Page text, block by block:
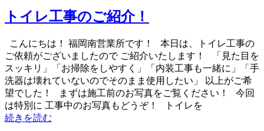
トイレ工事のご紹介！
こんにちは！ 福岡南営業所です！ 本日は、トイレ工事の
ご依頼がございましたので ご紹介いたします！ 「見た目を
スッキリ」「お掃除をしやすく」「内装工事も一緒に」「手
洗器は壊れていないのでそのまま使用したい」 以上がご希
望でした！ まずは施工前のお写真をご覧ください！ 今回
は特別に 工事中のお写真もどうぞ！ トイレを
続きを読む